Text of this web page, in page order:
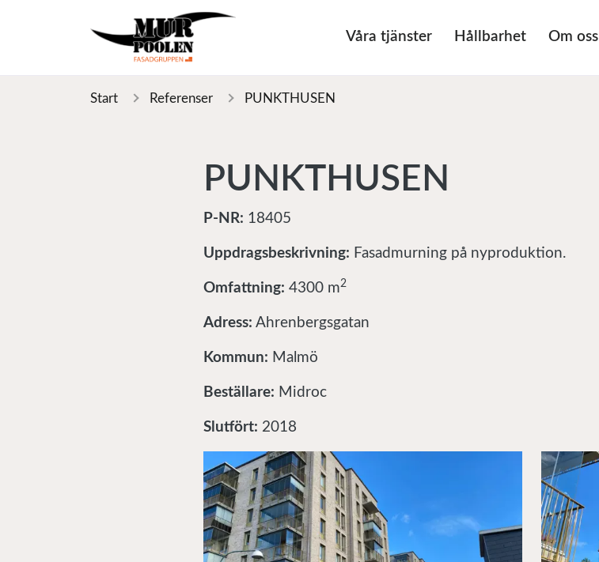
Våra tjänster Hållbarhet Om oss
Start Referenser PUNKTHUSEN
PUNKTHUSEN
P-NR: 18405
Uppdragsbeskrivning: Fasadmurning på nyproduktion.
Omfattning: 4300 m2
Adress: Ahrenbergsgatan
Kommun: Malmö
Beställare: Midroc
Slutfört: 2018